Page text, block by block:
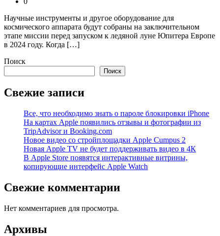
Научные инструменты и другое оборудование для
космического аппарата будут собраны на заключительном
этапе миссии перед запуском к ледяной луне Юпитера Европе
в 2024 году. Когда […]
Поиск
Поиск
Свежие записи
Все, что необходимо знать о пароле блокировки iPhone
На картах Apple появились отзывы и фотографии из
TripAdvisor и Booking.com
Новое видео со стройплощадки Apple Cumpus 2
Новая Apple TV не будет поддерживать видео в 4К
В Apple Store появятся интерактивные витрины,
копирующие интерфейс Apple Watch
Свежие комментарии
Нет комментариев для просмотра.
Архивы